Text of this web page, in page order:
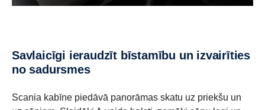
Savlaicīgi ieraudzīt bīstamību un izvairīties
no sadursmes
Scania kabīne piedāvā panorāmas skatu uz priekšu un